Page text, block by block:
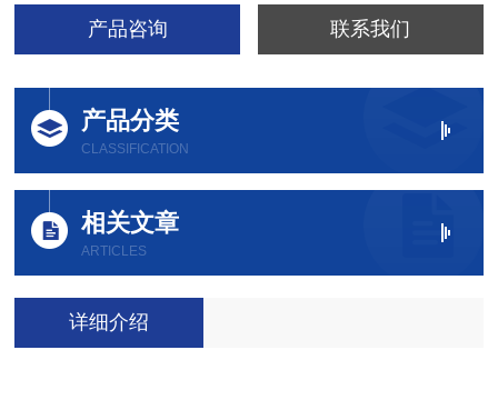
产品咨询 联系我们
产品分类
CLASSIFICATION
相关文章
ARTICLES
详细介绍